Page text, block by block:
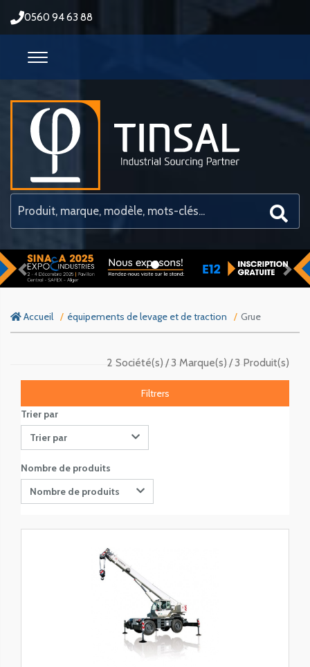
0560 94 63 88
Previous
Accueil équipements de levage et de traction Grue
3 Produit(s)
3 Marque(s)
2 Société(s)
Filtrers
Trier par
Trier par
Nombre de produits
Nombre de produits